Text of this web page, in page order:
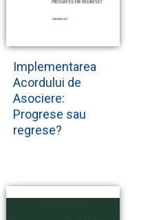
Implementarea
Acordului de
Asociere:
Progrese sau
regrese?